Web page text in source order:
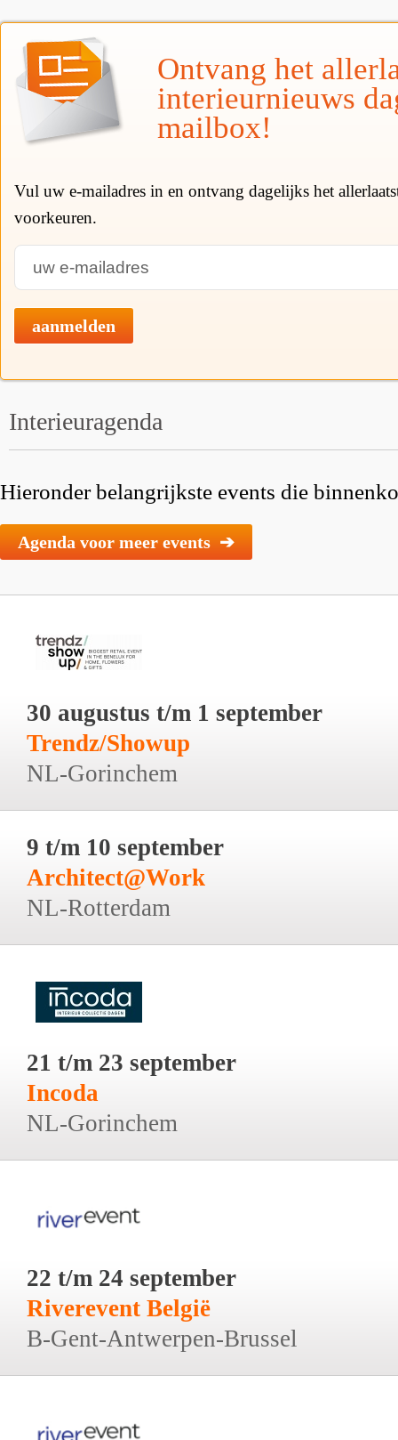
Ontvang het
interieurnieuws
mailbox!
Vul uw e-mailadres in en ontvang dagelijks het
voorkeuren.
aanmelden
Interieuragenda
Hieronder belangrijkste events die
Agenda voor meer events ➔
30 augustus t/m 1 september
Trendz/Showup
NL-Gorinchem
9 t/m 10 september
Architect@Work
NL-Rotterdam
21 t/m 23 september
Incoda
NL-Gorinchem
22 t/m 24 september
Riverevent België
B-Gent-Antwerpen-Brussel